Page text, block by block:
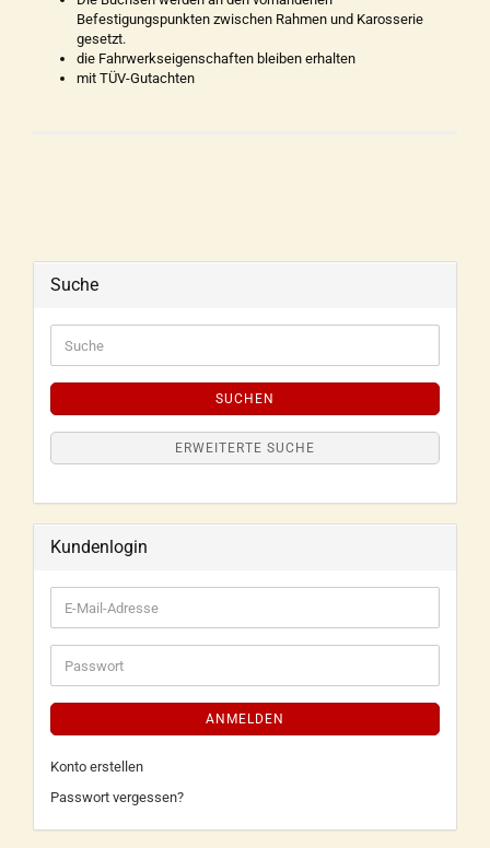
Befestigungspunkten zwischen Rahmen und Karosserie
gesetzt.
die Fahrwerkseigenschaften bleiben erhalten
mit TÜV-Gutachten
Suche
SUCHEN
ERWEITERTE SUCHE
Kundenlogin
ANMELDEN
Konto erstellen
Passwort vergessen?